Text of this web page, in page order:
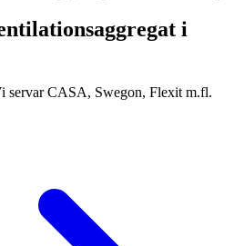
i
servar CASA, Swegon, Flexit m.fl.